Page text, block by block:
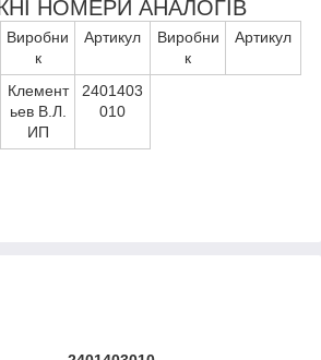
НОМЕРИ АНАЛОГІВ
Виробни
к
Артикул
Виробни
к
Артикул
Клемент
ьев В.Л.
ИП
2401403
010